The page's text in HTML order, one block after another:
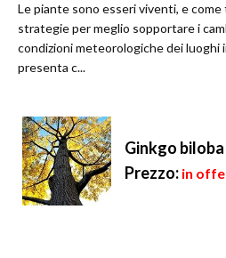
Le piante sono esseri viventi, e
strategie per meglio sopportare i
condizioni meteorologiche dei luoghi
presenta c...
Ginkgo biloba
Prezzo: in